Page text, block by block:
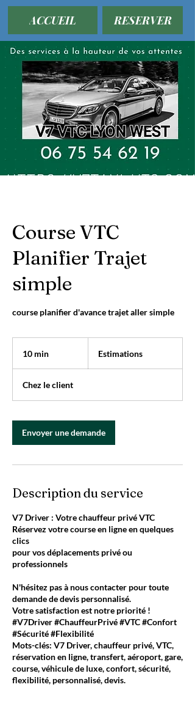
ACCUEIL RESERVER
Course VTC
Planifier Trajet
simple
course planifier d'avance trajet aller simple
10 min
i
n
Estimations
Chez le client
Envoyer une demande
Description du service
V7 Driver : Votre chauffeur privé VTC
Réservez votre course en ligne en quelques
clics
pour vos déplacements privé ou
professionnels
N'hésitez pas à nous contacter pour toute
demande de devis personnalisé.
Votre satisfaction est notre priorité !
#V7Driver #ChauffeurPrivé #VTC #Confort
#Sécurité #Flexibilité
Mots-clés: V7 Driver, chauffeur privé, VTC,
réservation en ligne, transfert, aéroport, gare,
course, véhicule de luxe, confort, sécurité,
flexibilité, personnalisé, devis.